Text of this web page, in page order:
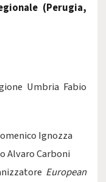
(Perugia,
Umbria Fabio
Ignozza
Alvaro Carboni
European